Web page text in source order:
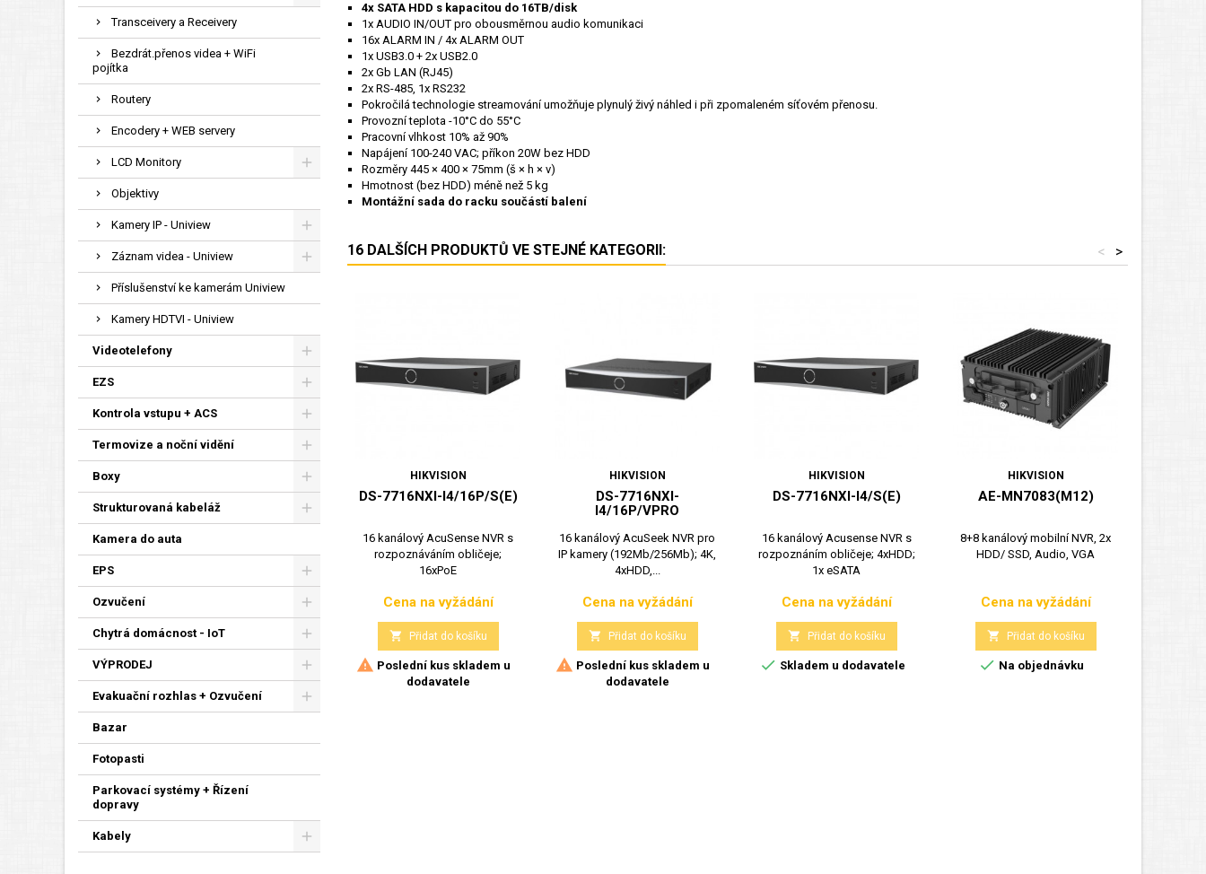
Transceivery a Receivery
Bezdrát.přenos videa + WiFi
pojítka
Routery
Encodery + WEB servery
LCD Monitory
Objektivy
Kamery IP - Uniview
Záznam videa - Uniview
Příslušenství ke kamerám Uniview
Kamery HDTVI - Uniview
Videotelefony
EZS
Kontrola vstupu + ACS
Termovize a noční vidění
Boxy
Strukturovaná kabeláž
Kamera do auta
EPS
Ozvučení
Chytrá domácnost - IoT
VÝPRODEJ
Evakuační rozhlas + Ozvučení
Bazar
Fotopasti
Parkovací systémy + Řízení
dopravy
Kabely
4x SATA HDD s kapacitou do 16TB/disk
1x AUDIO IN/OUT pro obousměrnou audio komunikaci
16x ALARM IN / 4x ALARM OUT
1x USB3.0 + 2x USB2.0
2x Gb LAN (RJ45)
2x RS-485, 1x RS232
Pokročilá technologie streamování umožňuje plynulý živý náhled i při zpomaleném síťovém přenosu.
Provozní teplota -10°C do 55°C
Pracovní vlhkost 10% až 90%
Napájení 100-240 VAC; příkon 20W bez HDD
Rozměry 445 × 400 × 75mm (š × h × v)
Hmotnost (bez HDD) méně než 5 kg
Montážní sada do racku součástí balení
16 DALŠÍCH PRODUKTŮ VE STEJNÉ KATEGORII: >
<
HIKVISION
DS-7716NXI-I4/16P/S(E)
16 kanálový AcuSense NVR s
rozpoznáváním obličeje;
16xPoE
Cena
Cena na vyžádání
 Přidat do košíku
 Poslední kus skladem u
dodavatele
HIKVISION
DS-7716NXI-
I4/16P/VPRO
16 kanálový AcuSeek NVR pro
IP kamery (192Mb/256Mb); 4K,
4xHDD,...
Cena
Cena na vyžádání
 Přidat do košíku
 Poslední kus skladem u
dodavatele
HIKVISION
DS-7716NXI-I4/S(E)
16 kanálový Acusense NVR s
rozpoznáním obličeje; 4xHDD;
1x eSATA
Cena
Cena na vyžádání
 Přidat do košíku
 Skladem u dodavatele
HIKVISION
AE-MN7083(M12)
8+8 kanálový mobilní NVR, 2x
HDD/ SSD, Audio, VGA
Cena
Cena na vyžádání
 Přidat do košíku
 Na objednávku